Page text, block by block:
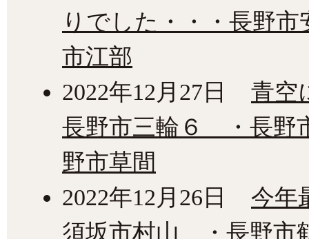
りでした・・・長野
市江部
2022年12月27日
青空
長野市三輪６ ・長
野市草間
2022年12月26日
今年
須坂市村山 ・長野